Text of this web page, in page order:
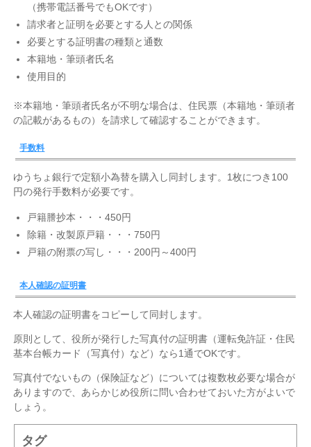
（携帯電話番号でもOKです）
請求者と証明を必要とする人との関係
必要とする証明書の種類と通数
本籍地・筆頭者氏名
使用目的
※本籍地・筆頭者氏名が不明な場合は、住民票（本籍地・筆頭者
の記載があるもの）を請求して確認することができます。
手数料
ゆうちょ銀行で定額小為替を購入し同封します。1枚につき100
円の発行手数料が必要です。
戸籍謄抄本・・・450円
除籍・改製原戸籍・・・750円
戸籍の附票の写し・・・200円～400円
本人確認の証明書
本人確認の証明書をコピーして同封します。
原則として、役所が発行した写真付の証明書（運転免許証・住民
基本台帳カード（写真付）など）なら1通でOKです。
写真付でないもの（保険証など）については複数枚必要な場合が
ありますので、あらかじめ役所に問い合わせておいた方がよいで
しょう。
タグ